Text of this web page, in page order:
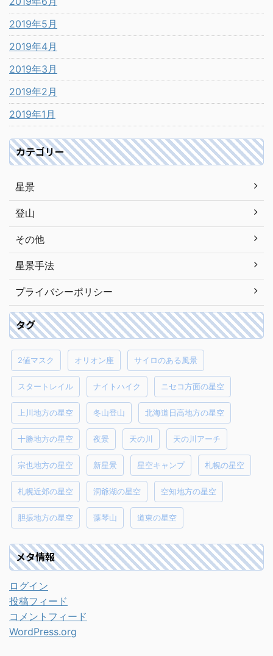
2019年5月
2019年4月
2019年3月
2019年2月
2019年1月
カテゴリー
星景
登山
その他
星景手法
プライバシーポリシー
タグ
2値マスク オリオン座 サイロのある風景
スタートレイル ナイトハイク ニセコ方面の星空
上川地方の星空 冬山登山 北海道日高地方の星空
十勝地方の星空 夜景 天の川 天の川アーチ
宗也地方の星空 新星景 星空キャンプ 札幌の星空
札幌近郊の星空 洞爺湖の星空 空知地方の星空
胆振地方の星空 藻琴山 道東の星空
メタ情報
ログイン
投稿フィード
コメントフィード
WordPress.org